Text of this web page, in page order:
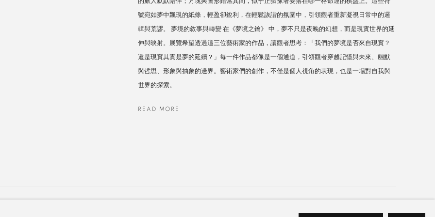
號宛如夢中飄現的紙條，輕盈卻銳利，在輕鬆詼諧的氛圍中，引領觀者重新凝視日常中的邏
輯與荒謬。 夢境的敘事與轉變 在《夢境之鑰》 中，夢不只是夜晚的幻想，而是現實世界的延
伸與映射。展覽希望透過這三位藝術家的作品，讓觀者思考：「我們的夢境是否來自現實？
還是現實其實是夢的延續？」每一件作品都像是一個通道，引領觀者穿越記憶與未來、幽默
與哲思、形象與抽象的邊界。藝術家們的創作，不僅是個人視角的表現，也是一場對自我與
世界的探索。
READ MORE